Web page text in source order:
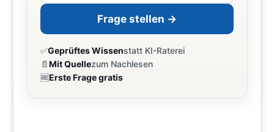
Frage stellen →
✅Geprüftes Wissenstatt KI-Raterei
📄Mit Quellezum Nachlesen
🆓Erste Frage gratis